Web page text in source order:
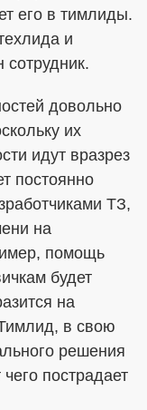
его в тимлиды.
и
довольно
их
идут вразрез
постоянно
ТЗ,
на
помощь
будет
на
в свою
решения
пострадает